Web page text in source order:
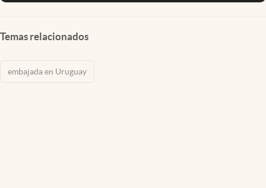
Temas relacionados
embajada en Uruguay